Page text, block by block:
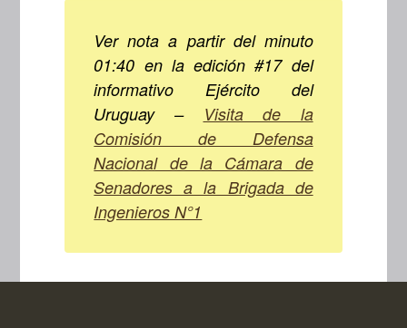
Ver nota a partir del minuto
01:40 en la edición #17 del
informativo Ejército del
Uruguay – Visita de la
Comisión de Defensa
Nacional de la Cámara de
Senadores a la Brigada de
Ingenieros N°1